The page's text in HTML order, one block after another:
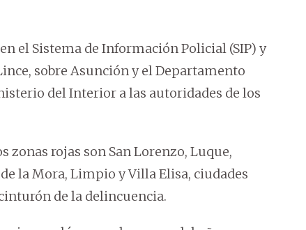
el Sistema de Información Policial (SIP) y
sobre Asunción y el Departamento
del Interior a las autoridades de los
rojas son San Lorenzo, Luque,
la Mora, Limpio y Villa Elisa, ciudades
de la delincuencia.